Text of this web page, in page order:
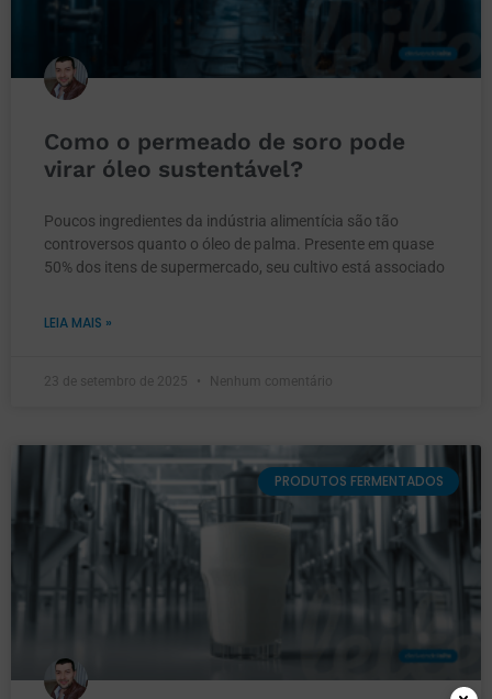
Como o permeado de soro pode
virar óleo sustentável?
Poucos ingredientes da indústria alimentícia são tão
controversos quanto o óleo de palma. Presente em quase
50% dos itens de supermercado, seu cultivo está associado
LEIA MAIS »
23 de setembro de 2025 Nenhum comentário
PRODUTOS FERMENTADOS